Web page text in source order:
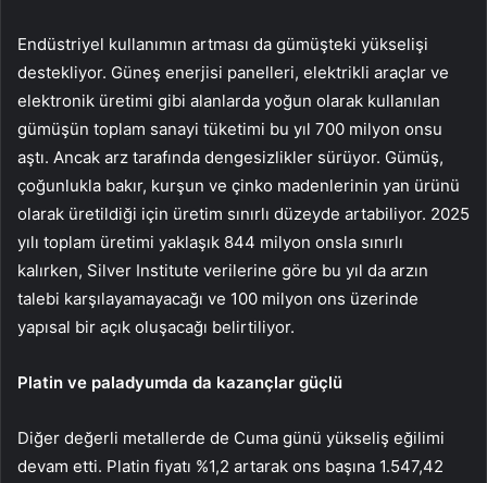
Endüstriyel kullanımın artması da gümüşteki yükselişi
destekliyor. Güneş enerjisi panelleri, elektrikli araçlar ve
elektronik üretimi gibi alanlarda yoğun olarak kullanılan
gümüşün toplam sanayi tüketimi bu yıl 700 milyon onsu
aştı. Ancak arz tarafında dengesizlikler sürüyor. Gümüş,
çoğunlukla bakır, kurşun ve çinko madenlerinin yan ürünü
olarak üretildiği için üretim sınırlı düzeyde artabiliyor. 2025
yılı toplam üretimi yaklaşık 844 milyon onsla sınırlı
kalırken, Silver Institute verilerine göre bu yıl da arzın
talebi karşılayamayacağı ve 100 milyon ons üzerinde
yapısal bir açık oluşacağı belirtiliyor.
Platin ve paladyumda da kazançlar güçlü
Diğer değerli metallerde de Cuma günü yükseliş eğilimi
devam etti. Platin fiyatı %1,2 artarak ons başına 1.547,42